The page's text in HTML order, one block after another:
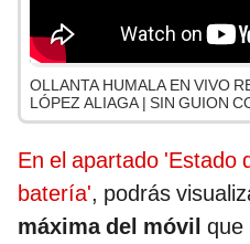
OLLANTA HUMALA EN VIVO
LÓPEZ ALIAGA | SIN GUION
En el apartado 'Estado
batería', podrás
máxima del móvil que